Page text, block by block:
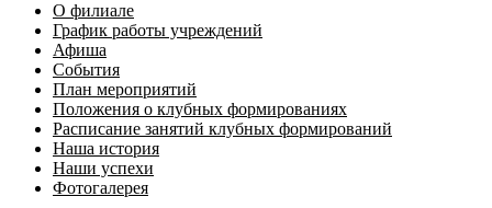
О филиале
График работы учреждений
Афиша
События
План мероприятий
Положения о клубных формированиях
Расписание занятий клубных формирований
Наша история
Наши успехи
Фотогалерея